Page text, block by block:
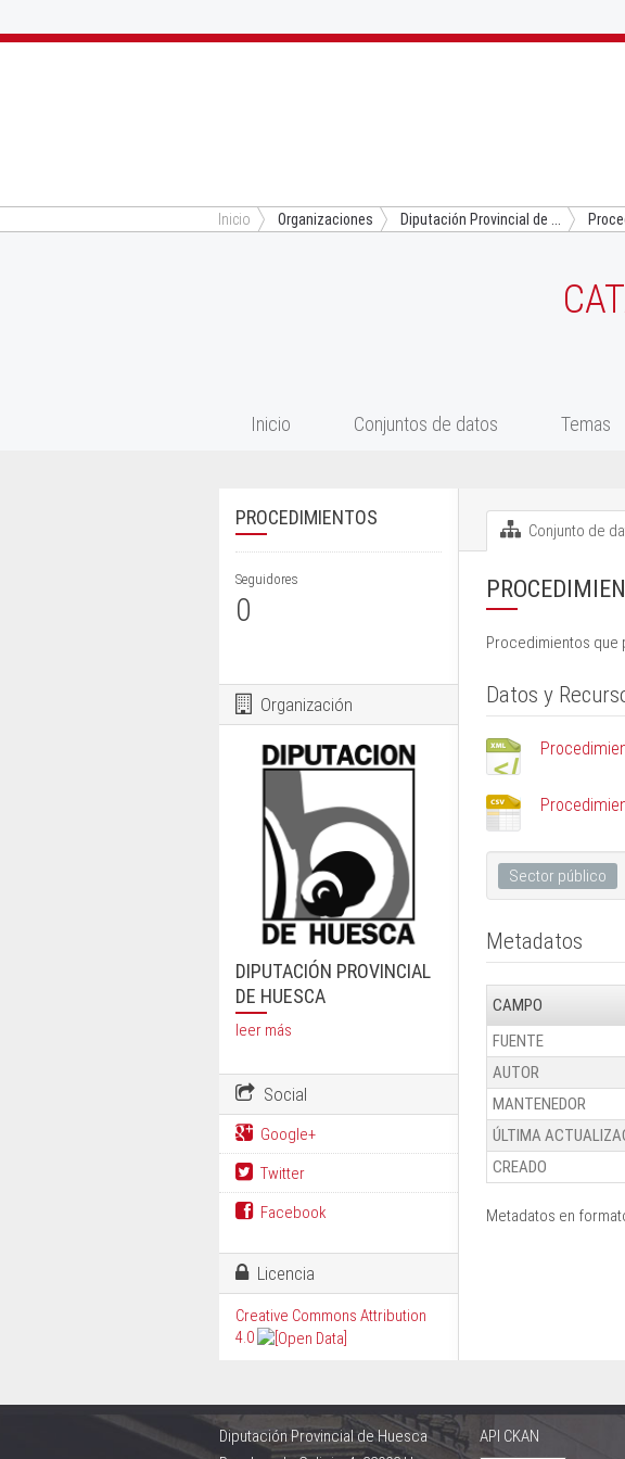
Inicio Organizaciones Diputación Provincial de ...
Inicio Conjuntos de datos Temas
Conjunto de
Procedimientos que
Datos y
Sector público
Metadatos
CAMPO
FUENTE
AUTOR
MANTENEDOR
ÚLTIMA
CREADO
Metadatos en
PROCEDIMIENTOS
Seguidores
0
Organización
DIPUTACIÓN PROVINCIAL
DE HUESCA
leer más
Social
Google+
Twitter
Facebook
Licencia
Creative Commons Attribution
4.0
Diputación Provincial de Huesca
API CKAN